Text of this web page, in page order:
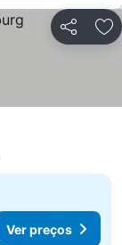
Partilhar
Ver preços